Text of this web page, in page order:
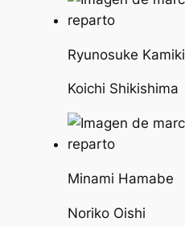
Ryunosuke Kamiki
Koichi Shikishima
Minami Hamabe
Noriko Oishi